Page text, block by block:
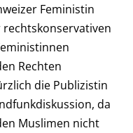
Feministin
rechtskonservativen
Rechten
die Publizistin
da
Muslimen nicht